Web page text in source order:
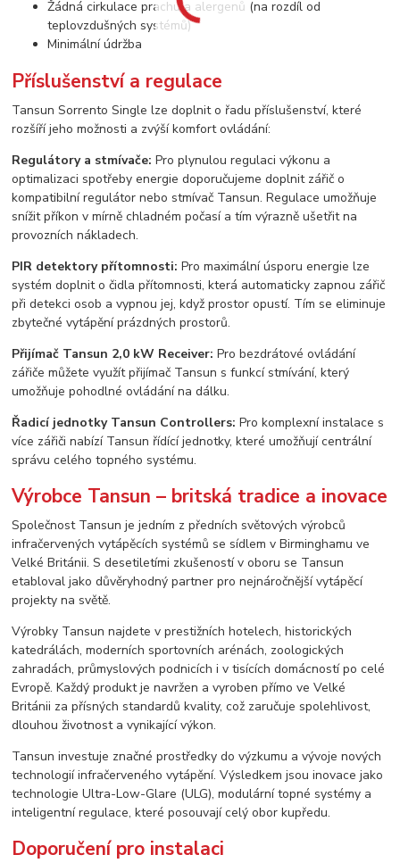
Žádná cirkulace prachu a alergenů (na rozdíl od
teplovzdušných systémů)
Minimální údržba
Příslušenství a regulace
Tansun Sorrento Single lze doplnit o řadu příslušenství, které
rozšíří jeho možnosti a zvýší komfort ovládání:
Regulátory a stmívače: Pro plynulou regulaci výkonu a
optimalizaci spotřeby energie doporučujeme doplnit zářič o
kompatibilní regulátor nebo stmívač Tansun. Regulace umožňuje
snížit příkon v mírně chladném počasí a tím výrazně ušetřit na
provozních nákladech.
PIR detektory přítomnosti: Pro maximální úsporu energie lze
systém doplnit o čidla přítomnosti, která automaticky zapnou zářič
při detekci osob a vypnou jej, když prostor opustí. Tím se eliminuje
zbytečné vytápění prázdných prostorů.
Přijímač Tansun 2,0 kW Receiver: Pro bezdrátové ovládání
zářiče můžete využít přijímač Tansun s funkcí stmívání, který
umožňuje pohodlné ovládání na dálku.
Řadicí jednotky Tansun Controllers: Pro komplexní instalace s
více zářiči nabízí Tansun řídící jednotky, které umožňují centrální
správu celého topného systému.
Výrobce Tansun – britská tradice a inovace
Společnost Tansun je jedním z předních světových výrobců
infračervených vytápěcích systémů se sídlem v Birminghamu ve
Velké Británii. S desetiletími zkušeností v oboru se Tansun
etabloval jako důvěryhodný partner pro nejnáročnější vytápěcí
projekty na světě.
Výrobky Tansun najdete v prestižních hotelech, historických
katedrálách, moderních sportovních arénách, zoologických
zahradách, průmyslových podnicích i v tisících domácností po celé
Evropě. Každý produkt je navržen a vyroben přímo ve Velké
Británii za přísných standardů kvality, což zaručuje spolehlivost,
dlouhou životnost a vynikající výkon.
Tansun investuje značné prostředky do výzkumu a vývoje nových
technologií infračerveného vytápění. Výsledkem jsou inovace jako
technologie Ultra-Low-Glare (ULG), modulární topné systémy a
inteligentní regulace, které posouvají celý obor kupředu.
Doporučení pro instalaci